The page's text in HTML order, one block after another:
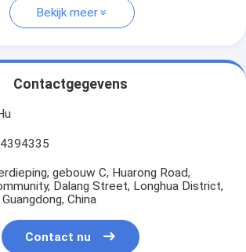
Bekijk meer
Contactgegevens
gebouw C, Huarong Road,
Dalang Street, Longhua District,
China
Contact nu